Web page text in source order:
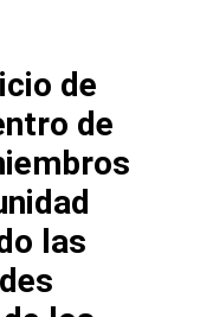
de
de
las